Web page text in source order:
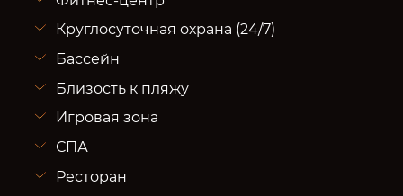
Круглосуточная охрана (24/7)
Бассейн
Близость к пляжу
Игровая зона
СПА
Ресторан